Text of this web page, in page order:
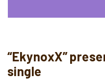
“EkynoxX”
single